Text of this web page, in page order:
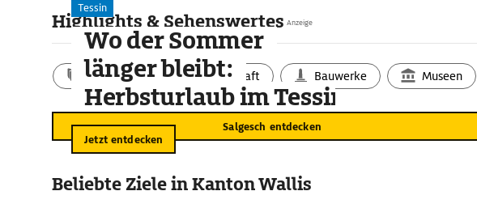
Highlights & Sehenswertes
Aktivitäten Landschaft Bauwerke Museen
Salgesch entdecken
Anzeige
Tessin
Wo der Sommer
länger bleibt:
Herbsturlaub im Tessin
Jetzt entdecken
Beliebte Ziele in Kanton Wallis